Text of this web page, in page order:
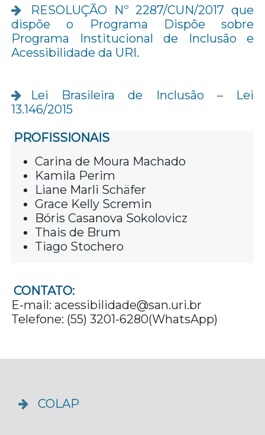
RESOLUÇÃO Nº 2287/CUN/2017 que
dispõe o Programa Dispõe sobre
Programa Institucional de Inclusão e
Acessibilidade da URI.
Lei Brasileira de Inclusão – Lei
13.146/2015
PROFISSIONAIS
Carina de Moura Machado
Kamila Perim
Liane Marli Schäfer
Grace Kelly Scremin
Bóris Casanova Sokolovicz
Thais de Brum
Tiago Stochero
CONTATO:
E-mail: acessibilidade@san.uri.br
Telefone: (55) 3201-6280(WhatsApp)
COLAP